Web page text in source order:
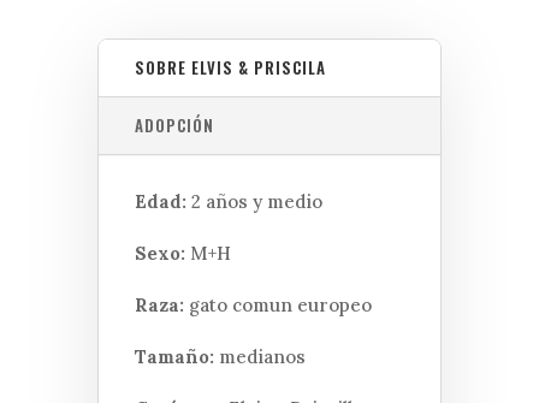
SOBRE ELVIS & PRISCILA
ADOPCIÓN
Edad: 2 años y medio
Sexo: M+H
Raza: gato comun europeo
Tamaño: medianos